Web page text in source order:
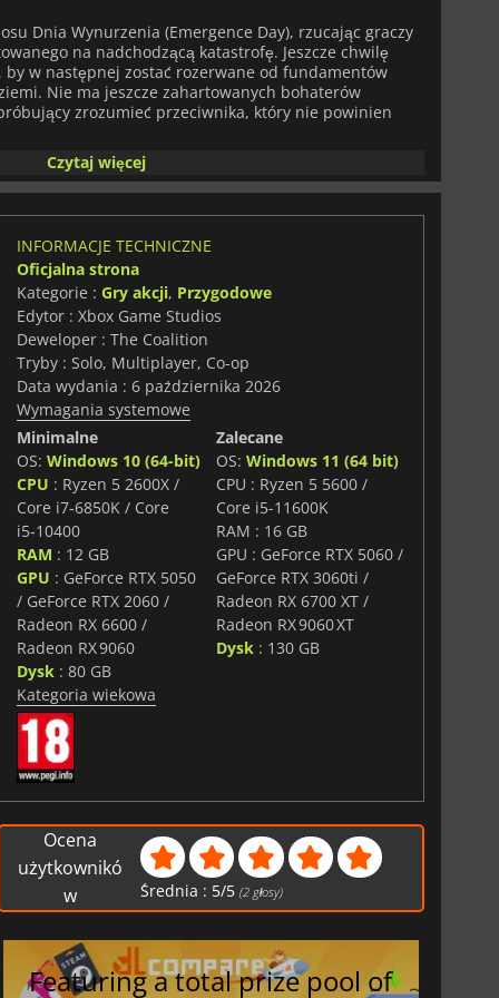
Dnia Wynurzenia (Emergence Day), rzucając graczy
na nadchodzącą katastrofę. Jeszcze chwilę
w następnej zostać rozerwane od fundamentów
Nie ma jeszcze zahartowanych bohaterów
zrozumieć przeciwnika, który nie powinien
Feniksa i Dominica Santiago u progu inwazji
przeważają nad doświadczeniem i wojskową
ogromną presją, opierając się nie na wieloletniej
technologii graGears of War: E-Day
osłon, jednocześnie jeszcze mocniej akcentując
Starcia nie polegają już na utrzymywaniu
reagowaniu na nagłe i nieprzewidywalne
poznanym przeciwnikiem – to nowy koszmar, który
gdy otoczenie rozpada się na ich oczach, a
ostrzeżenia.
dla serii ciężkość i siłę każdego starcia,
przejścia między osłonami, sprintem i walką na
została zaprojektowana tak, aby sprawiać wrażenie
upadek porządku świata wokół Ciebie.
of War: E-Day
rozwija także rywalizacyjne i
odświeżone tryby wieloosobowe oparte na
oraz bardziej dynamicznych warunkach
początku wojny, na którą nikt nie był przygotowany – i
stali się fundamentem oporu całej ludzkości.
Czytaj więcej
INFORMACJE TECHNICZNE
Oficjalna strona
Kategorie : Gry akcji, Przygodowe
Edytor : Xbox Game Studios
Deweloper : The Coalition
Tryby : Solo, Multiplayer, Co-op
Data wydania : 6 października 2026
Wymagania systemowe
Minimalne
OS: Windows 10 (64-bit)
CPU : Ryzen 5 2600X /
Core i7‑6850K / Core
i5‑10400
RAM : 12 GB
GPU : GeForce RTX 5050
/ GeForce RTX 2060 /
Radeon RX 6600 /
Radeon RX 9060
Dysk: 80 GB
Zalecane
OS:Windows 11 (64 bit)
CPU : Ryzen 5 5600 /
Core i5-11600K
RAM : 16 GB
GPU : GeForce RTX 5060 /
GeForce RTX 3060ti /
Radeon RX 6700 XT /
Radeon RX 9060 XT
Dysk : 130 GB
Kategoria wiekowa
Ocena
użytkownikó
w
Średnia : 5/5 (2 głosy)
Featuring a total prize pool of